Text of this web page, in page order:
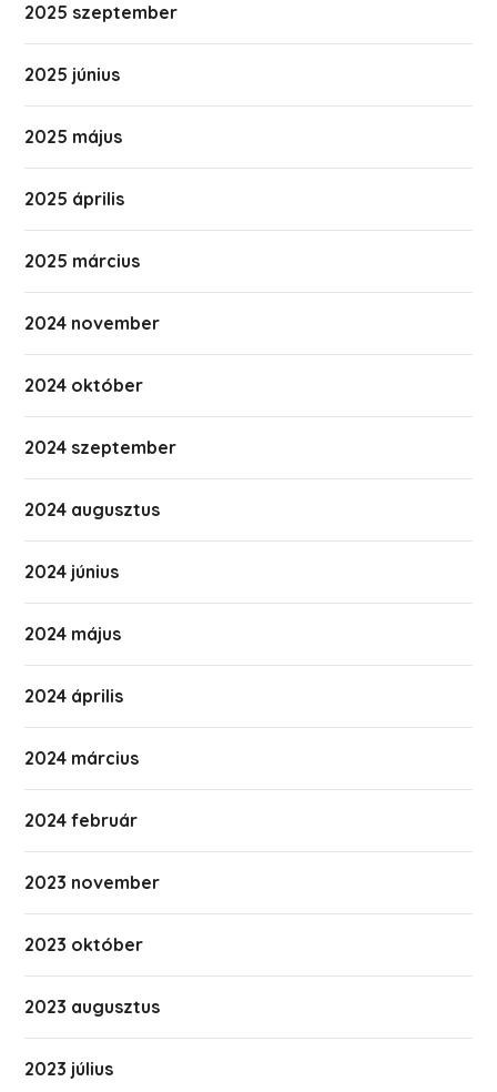
2025 szeptember
2025 június
2025 május
2025 április
2025 március
2024 november
2024 október
2024 szeptember
2024 augusztus
2024 június
2024 május
2024 április
2024 március
2024 február
2023 november
2023 október
2023 augusztus
2023 július